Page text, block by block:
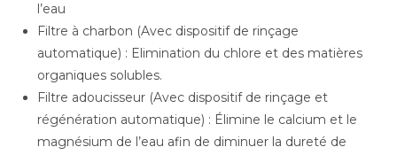
l’eau
Filtre à charbon (Avec dispositif de rinçage
automatique) : Elimination du chlore et des matières
organiques solubles.
Filtre adoucisseur (Avec dispositif de rinçage et
régénération automatique) : Élimine le calcium et le
magnésium de l’eau afin de diminuer la dureté de